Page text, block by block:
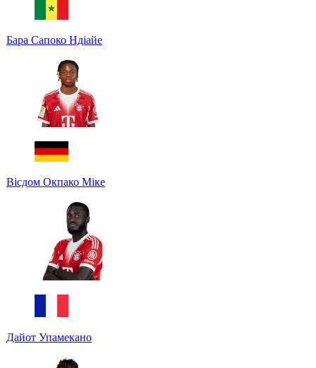
Бара Сапоко Ндіайе
Вісдом Окпако Міке
Дайот Упамекано